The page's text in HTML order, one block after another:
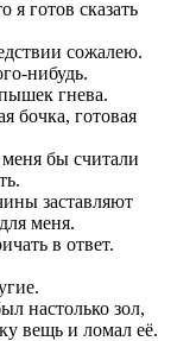
я готов сказать
сожалею.
нибудь.
гнева.
бочка, готовая
бы считали
заставляют
меня.
в ответ.
настолько зол,
вещь и ломал её.